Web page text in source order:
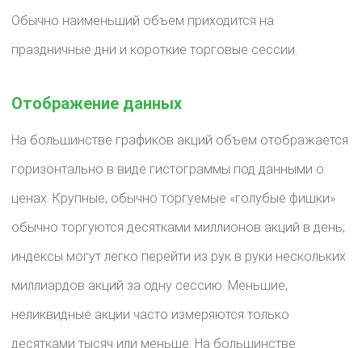
Обычно наименьший объем приходится на
праздничные дни и короткие торговые сессии.
Отображение данных
На большинстве графиков акций объем отображается
горизонтально в виде гистограммы под данными о
ценах. Крупные, обычно торгуемые «голубые фишки»
обычно торгуются десятками миллионов акций в день;
индексы могут легко перейти из рук в руки нескольких
миллиардов акций за одну сессию. Меньшие,
неликвидные акции часто измеряются только
десятками тысяч или меньше. На большинстве